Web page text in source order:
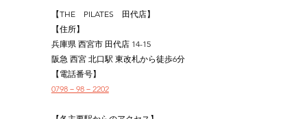
【THE　PILATES　田代店】
【住所】
兵庫県 西宮市 田代店 14-15
阪急 西宮 北口駅 東改札から徒歩6分
【電話番号】
0798－98－2202